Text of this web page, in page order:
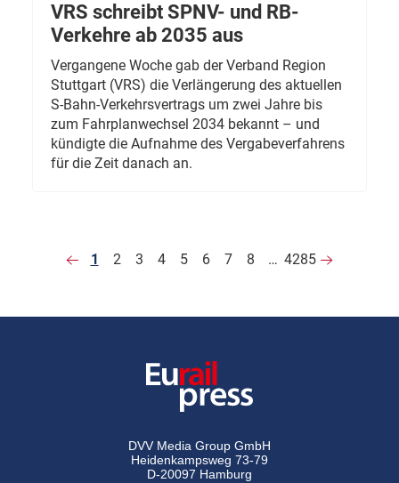
VRS schreibt SPNV- und RB-
Verkehre ab 2035 aus
Vergangene Woche gab der Verband Region
Stuttgart (VRS) die Verlängerung des aktuellen
S-Bahn-Verkehrsvertrags um zwei Jahre bis
zum Fahrplanwechsel 2034 bekannt – und
kündigte die Aufnahme des Vergabeverfahrens
für die Zeit danach an.
1 2 3 4 5 6 7 8 … 4285
DVV Media Group GmbH
Heidenkampsweg 73-79
D-20097 Hamburg